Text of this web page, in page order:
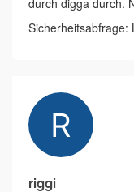
durch digga durch.
Sicherheitsabfrage:
riggi